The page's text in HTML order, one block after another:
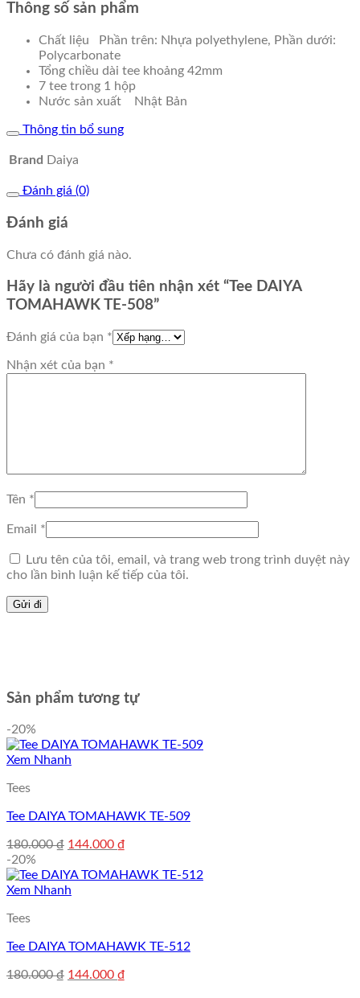
Thông số sản phẩm
Chất liệu Phần trên: Nhựa polyethylene, Phần dưới:
Polycarbonate
Tổng chiều dài tee khoảng 42mm
7 tee trong 1 hộp
Nước sản xuất Nhật Bản
Thông tin bổ sung
Brand Daiya
Đánh giá (0)
Đánh giá
Chưa có đánh giá nào.
Hãy là người đầu tiên nhận xét “Tee DAIYA
TOMAHAWK TE-508”
Đánh giá của bạn *
Nhận xét của bạn *
Tên *
Email *
Lưu tên của tôi, email, và trang web trong trình duyệt này
cho lần bình luận kế tiếp của tôi.
Sản phẩm tương tự
-20%
Xem Nhanh
Tees
Tee DAIYA TOMAHAWK TE-509
180.000₫ Giá
là:
180.000 ₫.
144.000 ₫
tại
-20%
Xem Nhanh
Tees
Tee DAIYA TOMAHAWK TE-512
180.000₫ Giá
144.000 ₫